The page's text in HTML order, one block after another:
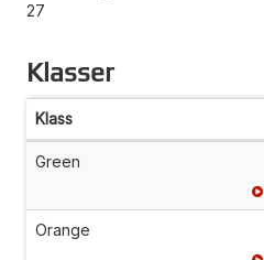
27
Klasser
Klass
Green
Orange